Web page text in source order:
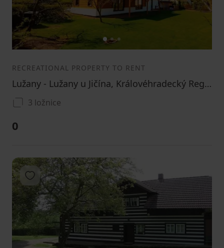
12 3
RECREATIONAL PROPERTY TO RENT
Lužany - Lužany u Jičína, Královéhradecký Region
3 ložnice
0
Add to favorites